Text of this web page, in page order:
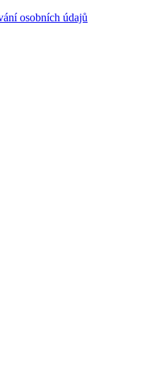
osobních údajů